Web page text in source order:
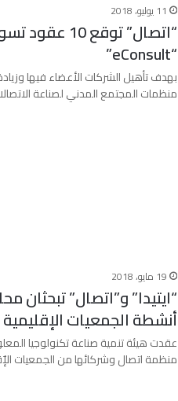
11 يوليو، 2018
“اتصال”
“eConsult”
بهدف تأهيل الشركات الأعضاء فيها
منظمات المجتمع المدني لصناعة
19 مايو، 2018
“ايتيدا” و”اتصال” تبحثان
أنشطة الجمعيات
عقدت هيئة تنمية صناعة تكنولوجيا
منظمة اتصال وشركائها من الجمعيات